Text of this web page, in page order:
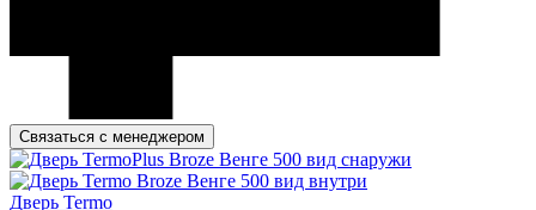
Связаться с менеджером
Дверь Termo